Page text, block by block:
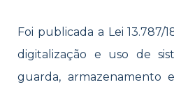
Foi publicada a Lei
digitalização e uso de
guarda, armazenamento